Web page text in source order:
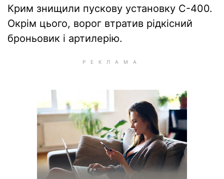
Крим знищили пускову установку С-400.
Окрім цього, ворог втратив рідкісний
броньовик і артилерію.